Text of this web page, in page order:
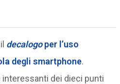
decalogoper l’uso
degli smartphone.
dei dieci punti